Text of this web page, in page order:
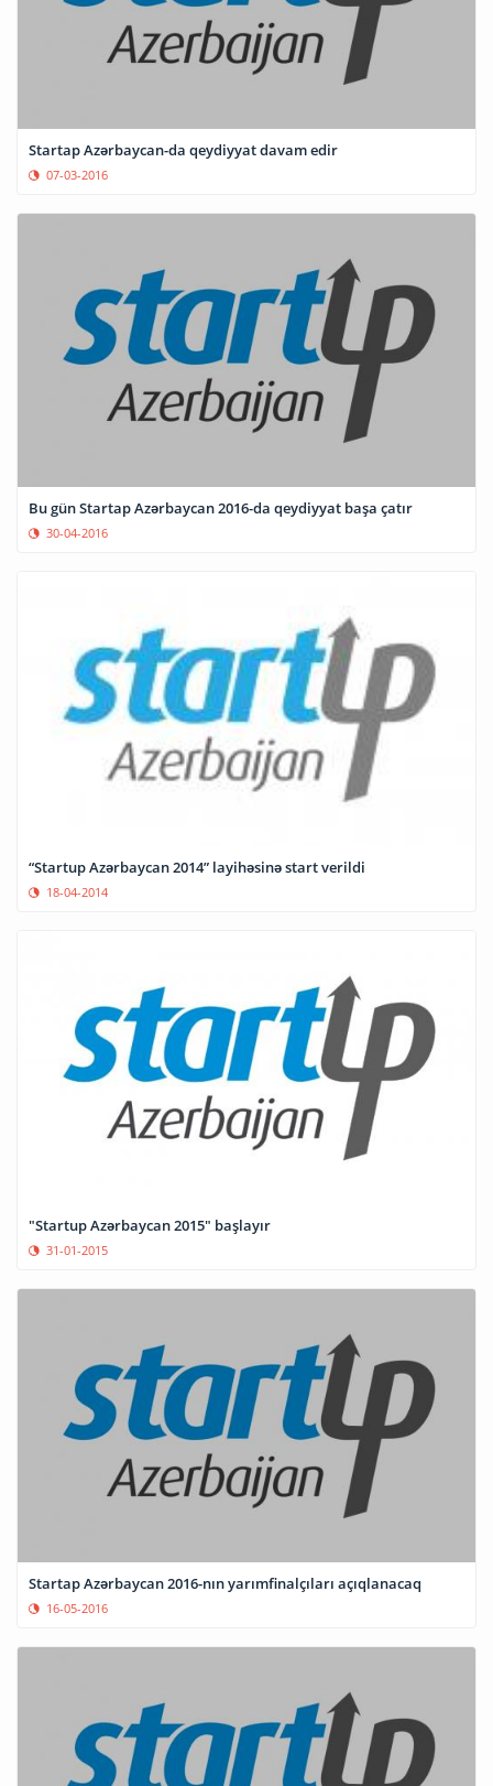
Startap Azərbaycan-da qeydiyyat davam edir
07-03-2016
Bu gün Startap Azərbaycan 2016-da qeydiyyat başa çatır
30-04-2016
“Startup Azərbaycan 2014” layihəsinə start verildi
18-04-2014
"Startup Azərbaycan 2015" başlayır
31-01-2015
Startap Azərbaycan 2016-nın yarımfinalçıları açıqlanacaq
16-05-2016